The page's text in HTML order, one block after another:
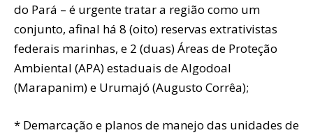
do Pará – é urgente tratar a região como um
conjunto, afinal há 8 (oito) reservas extrativistas
federais marinhas, e 2 (duas) Áreas de Proteção
Ambiental (APA) estaduais de Algodoal
(Marapanim) e Urumajó (Augusto Corrêa);
* Demarcação e planos de manejo das unidades de